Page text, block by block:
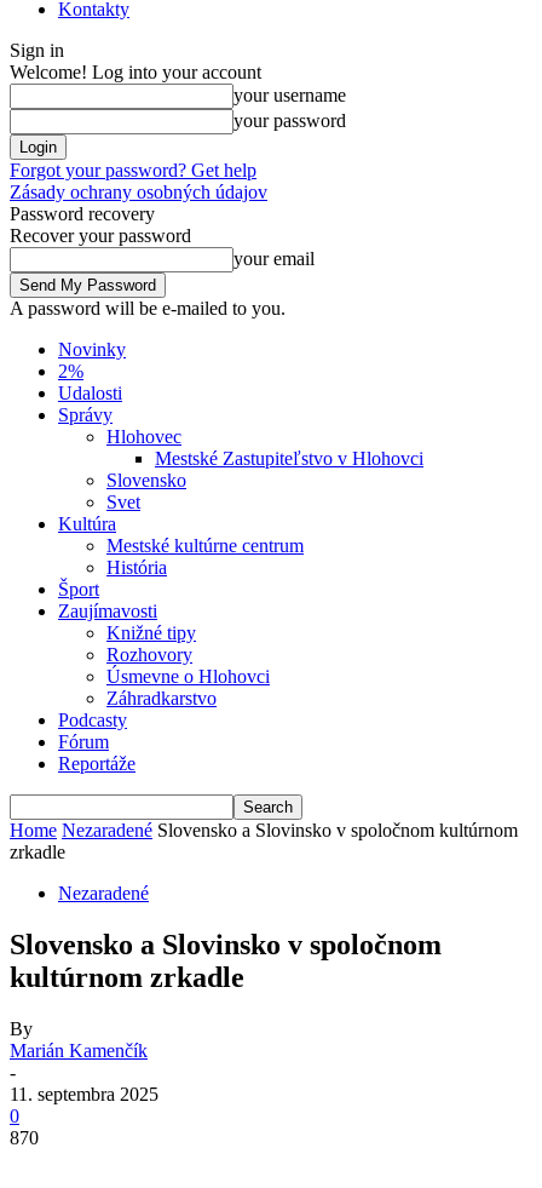
Kontakty
Sign in
Welcome! Log into your account
your username
your password
Forgot your password? Get help
Zásady ochrany osobných údajov
Password recovery
Recover your password
your email
A password will be e-mailed to you.
Novinky
2%
Udalosti
Správy
Hlohovec
Mestské Zastupiteľstvo v Hlohovci
Slovensko
Svet
Kultúra
Mestské kultúrne centrum
História
Šport
Zaujímavosti
Knižné tipy
Rozhovory
Úsmevne o Hlohovci
Záhradkarstvo
Podcasty
Fórum
Reportáže
Home Nezaradené Slovensko a Slovinsko v spoločnom kultúrnom
zrkadle
Nezaradené
Slovensko a Slovinsko v spoločnom
kultúrnom zrkadle
By
Marián Kamenčík
-
11. septembra 2025
0
870